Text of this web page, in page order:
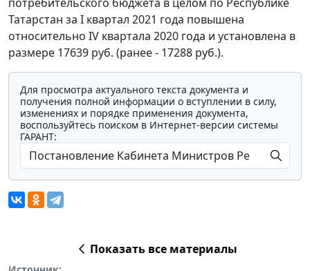
Татарстан за I квартал 2021 года повышена
относительно IV квартала 2020 года и установлена в
размере 17639 руб. (ранее - 17288 руб.).
Для просмотра актуального текста документа и
получения полной информации о вступлении в силу,
изменениях и порядке применения документа,
воспользуйтесь поиском в Интернет-версии системы
ГАРАНТ:
Показать все материалы